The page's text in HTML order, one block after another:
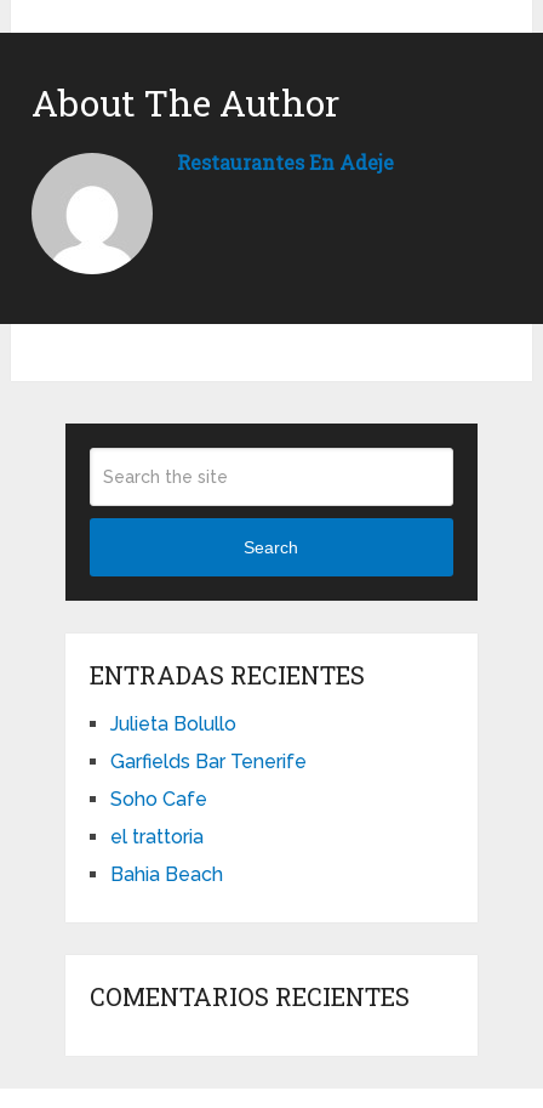
About The Author
Restaurantes En Adeje
Search
ENTRADAS RECIENTES
Julieta Bolullo
Garfields Bar Tenerife
Soho Cafe
el trattoria
Bahia Beach
COMENTARIOS RECIENTES